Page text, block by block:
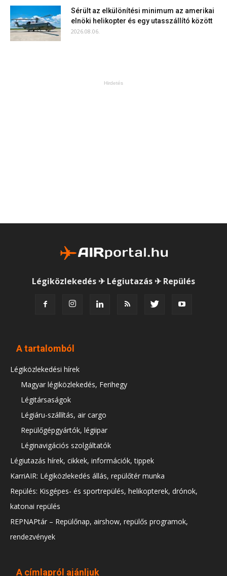
Sérült az elkülönítési minimum az amerikai
elnöki helikopter és egy utasszállító között
2026.08.06.
Hirdetés
Légiközlekedés ✈ Légiutazás ✈ Repülés
A tartalomból
Légiközlekedési hírek
Magyar légiközlekedés, Ferihegy
Légitársaságok
Légiáru-szállítás, air cargo
Repülőgépgyártók, légiipar
Léginavigációs szolgáltatók
Légiutazás hírek, cikkek, információk, tippek
KarriAIR: Légiközlekedés állás, repülőtér munka
Repülés: Kisgépes- és sportrepülés, helikopterek, drónok,
katonai repülés
REPNAPtár – Repülőnap, airshow, repülős programok,
rendezvények
A címlapról ajánljuk